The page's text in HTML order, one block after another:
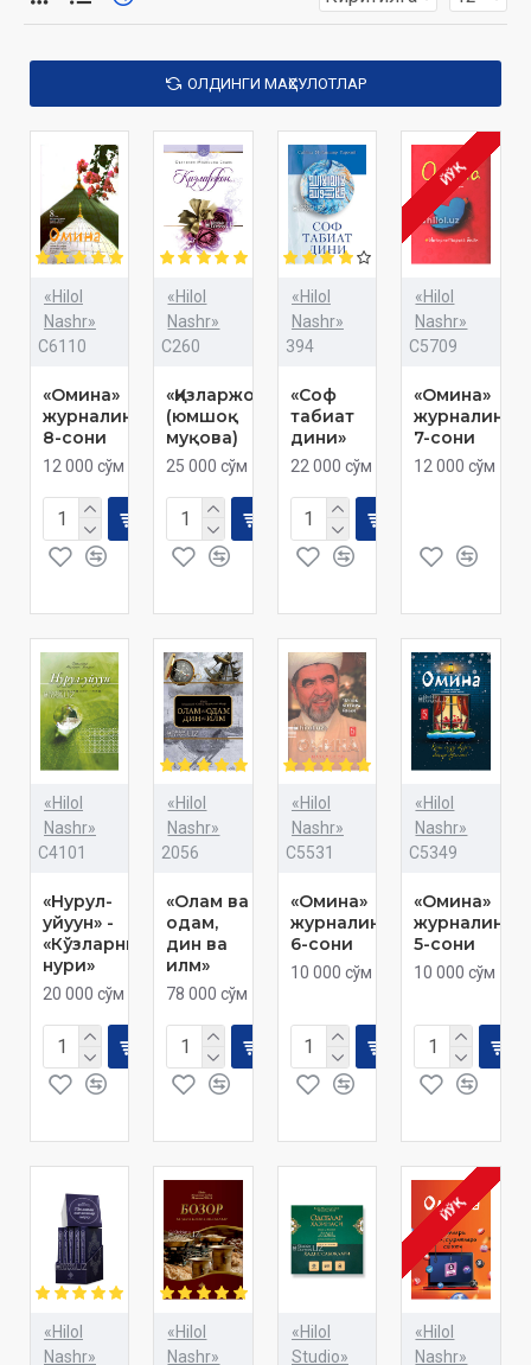
ОЛДИНГИ МАҲСУЛОТЛАР
«Hilol
Nashr»
C6110
«Омина»
журналининг
8-сони
12 000 сўм
«Hilol
Nashr»
C260
«Қизларжон...»
(юмшоқ
муқова)
25 000 сўм
«Hilol
Nashr»
394
«Соф
табиат
дини»
22 000 сўм
ЙЎҚ
«Hilol
Nashr»
C5709
«Омина»
7-сони
12 000 сўм
«Hilol
Nashr»
C4101
«Нурул-
уйуун» -
«Кўзларнинг
нури»
20 000 сўм
«Hilol
Nashr»
2056
«Олам ва
одам,
дин ва
илм»
78 000 сўм
«Hilol
Nashr»
C5531
«Омина»
журналининг
6-сони
10 000 сўм
«Hilol
Nashr»
C5349
«Омина»
5-сони
10 000 сўм
«Hilol
Nashr»
«Hilol
Nashr»
«Hilol
Studio»
ЙЎҚ
«Hilol
Nashr»